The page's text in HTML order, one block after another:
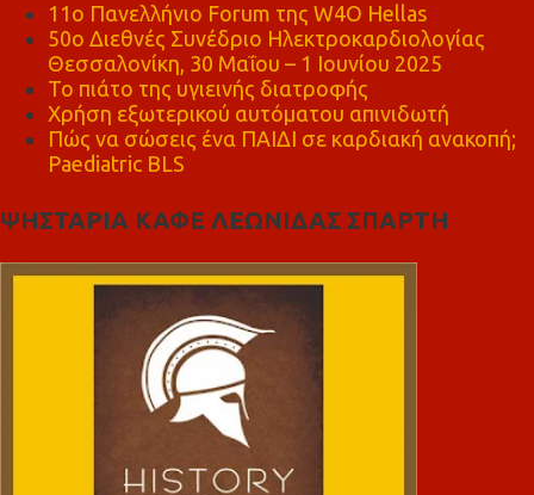
11ο Πανελλήνιο Forum της W4O Hellas
50ο Διεθνές Συνέδριο Ηλεκτροκαρδιολογίας
Θεσσαλονίκη, 30 Μαΐου – 1 Ιουνίου 2025
Το πιάτο της υγιεινής διατροφής
Χρήση εξωτερικού αυτόματου απινιδωτή
Πώς να σώσεις ένα ΠΑΙΔΙ σε καρδιακή ανακοπή;
Paediatric BLS
ΨΗΣΤΑΡΙΑ ΚΑΦΕ ΛΕΩΝΙΔΑΣ ΣΠΑΡΤΗ